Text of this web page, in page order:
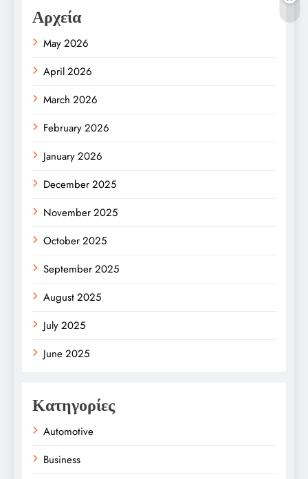
Αρχεία
May 2026
April 2026
March 2026
February 2026
January 2026
December 2025
November 2025
October 2025
September 2025
August 2025
July 2025
June 2025
Κατηγορίες
Automotive
Business